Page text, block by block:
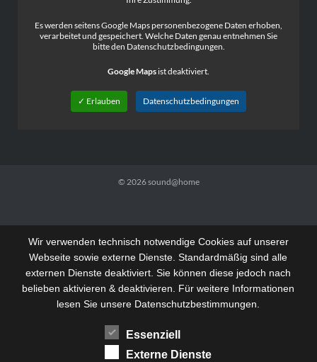
Es werden seitens Google Maps personenbezogene Daten erhoben,
verarbeitet und gespeichert. Welche Daten genau entnehmen Sie
bitte den Datenschutzbedingungen.
Google Maps ist deaktiviert.
✓ Erlauben Datenschutzbedingungen
© 2026sound@home
Wir verwenden technisch notwendige Cookies auf unserer
Webseite sowie externe Dienste. Standardmäßig sind alle
externen Dienste deaktiviert. Sie können diese jedoch nach
belieben aktivieren & deaktivieren. Für weitere Informationen
lesen Sie unsere Datenschutzbestimmungen.
Essenziell
Externe Dienste